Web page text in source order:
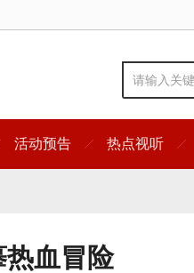
活动预告 热点视听
热血冒险